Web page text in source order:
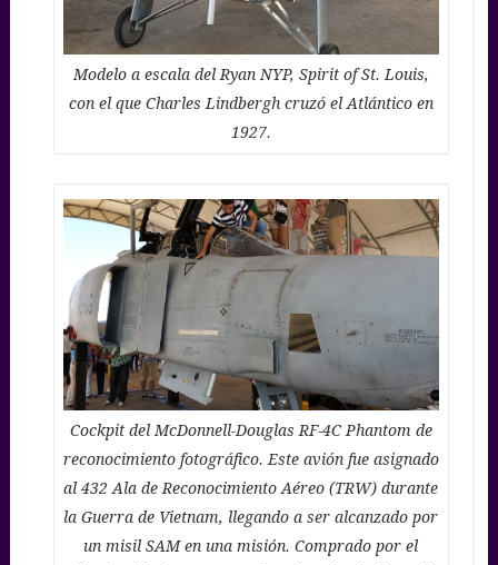
Modelo a escala del Ryan NYP, Spirit of St. Louis,
con el que Charles Lindbergh cruzó el Atlántico en
1927.
Cockpit del McDonnell-Douglas RF-4C Phantom de
reconocimiento fotográfico. Este avión fue asignado
al 432 Ala de Reconocimiento Aéreo (TRW) durante
la Guerra de Vietnam, llegando a ser alcanzado por
un misil SAM en una misión. Comprado por el